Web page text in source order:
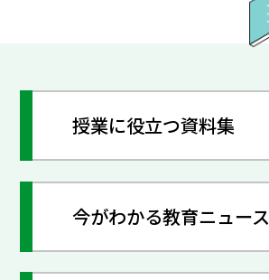
授業に役立つ資料集
今がわかる教育ニュース